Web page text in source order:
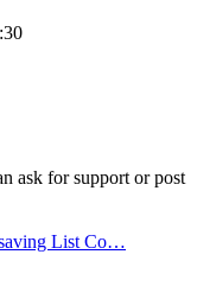
ask for support or post
List Co…